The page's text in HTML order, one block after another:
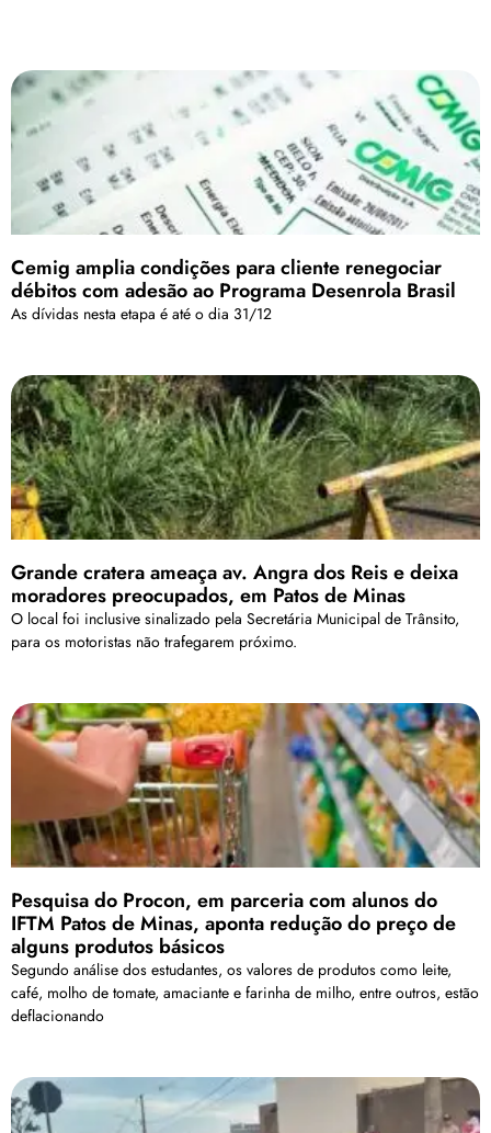
Cemig amplia condições para cliente renegociar
débitos com adesão ao Programa Desenrola Brasil
As dívidas nesta etapa é até o dia 31/12
Grande cratera ameaça av. Angra dos Reis e deixa
moradores preocupados, em Patos de Minas
O local foi inclusive sinalizado pela Secretária Municipal de Trânsito,
para os motoristas não trafegarem próximo.
Pesquisa do Procon, em parceria com alunos do
IFTM Patos de Minas, aponta redução do preço de
alguns produtos básicos
Segundo análise dos estudantes, os valores de produtos como leite,
café, molho de tomate, amaciante e farinha de milho, entre outros, estão
deflacionando